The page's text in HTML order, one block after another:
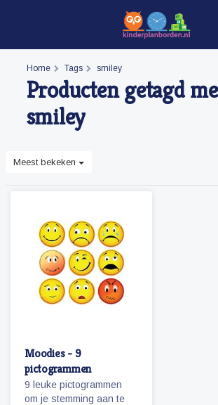
Home Tags smiley
Producten getagd
smiley
Meest bekeken
Moodies - 9
pictogrammen
9 leuke pictogrammen
om je stemming aan te